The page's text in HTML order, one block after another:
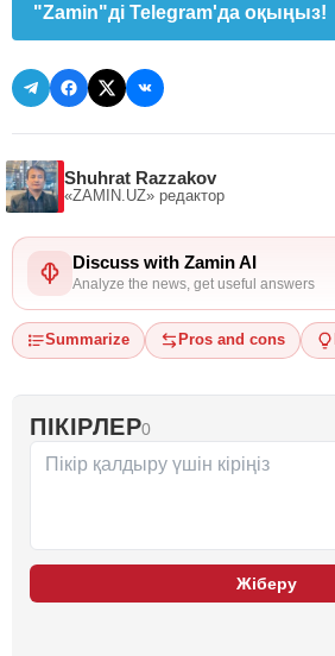
"Zamin"ді Telegram'да оқыңыз!
Shuhrat Razzakov
«ZAMIN.UZ» редактор
Discuss with Zamin AI
Analyze the news, get useful answers
Summarize Pros and cons
ПІКІРЛЕР0
Жіберу